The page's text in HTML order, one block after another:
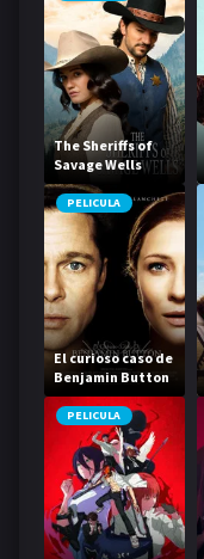
The Sheriffs of
Savage Wells
PELICULA
El curioso caso de
Benjamin Button
PELICULA